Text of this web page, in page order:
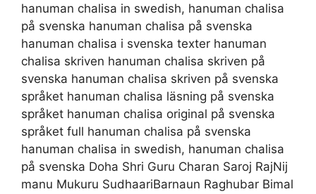
hanuman chalisa in swedish, hanuman chalisa
på svenska hanuman chalisa på svenska
hanuman chalisa i svenska texter hanuman
chalisa skriven hanuman chalisa skriven på
svenska hanuman chalisa skriven på svenska
språket hanuman chalisa läsning på svenska
språket hanuman chalisa original på svenska
språket full hanuman chalisa på svenska
hanuman chalisa in swedish, hanuman chalisa
på svenska Doha Shri Guru Charan Saroj RajNij
manu Mukuru SudhaariBarnaun Raghubar Bimal